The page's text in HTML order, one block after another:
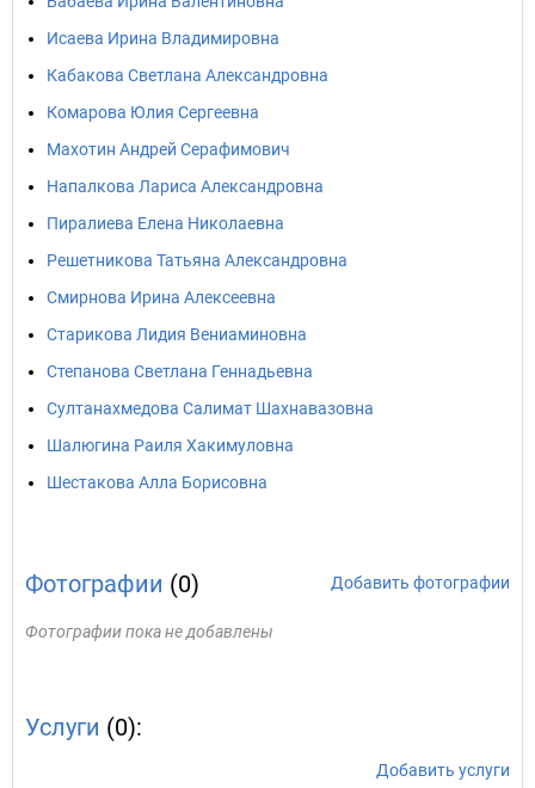
Исаева Ирина Владимировна
Кабакова Светлана Александровна
Комарова Юлия Сергеевна
Махотин Андрей Серафимович
Напалкова Лариса Александровна
Пиралиева Елена Николаевна
Решетникова Татьяна Александровна
Смирнова Ирина Алексеевна
Старикова Лидия Вениаминовна
Степанова Светлана Геннадьевна
Султанахмедова Салимат Шахнавазовна
Шалюгина Раиля Хакимуловна
Шестакова Алла Борисовна
Фотографии (0) Добавить фотографии
Фотографии пока не добавлены
Услуги (0):
Добавить услуги